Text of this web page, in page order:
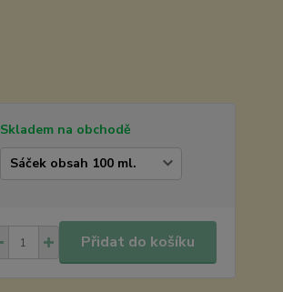
Skladem na obchodě
Přidat do košíku